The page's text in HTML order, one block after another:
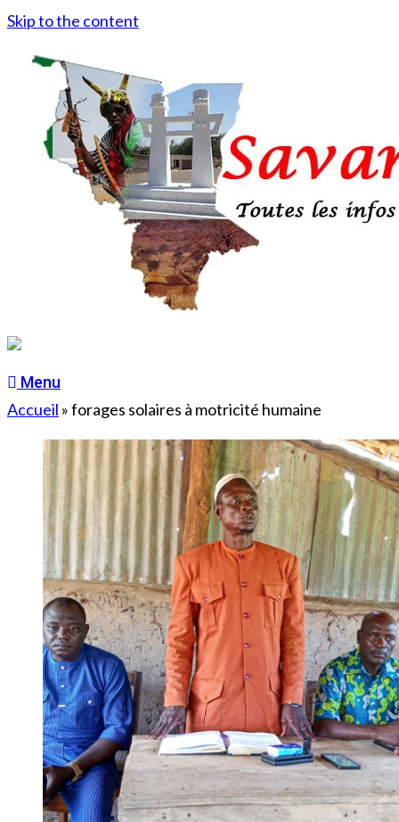
Skip to the content
Menu
Accueil »forages solaires à motricité humaine